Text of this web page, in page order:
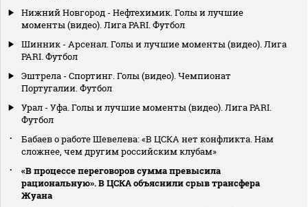
Нижний Новгород - Нефтехимик. Голы и лучшие
моменты (видео). Лига PARI. Футбол
Шинник - Арсенал. Голы и лучшие моменты (видео). Лига
PARI. Футбол
Эштрела - Спортинг. Голы (видео). Чемпионат
Португалии. Футбол
Урал - Уфа. Голы и лучшие моменты (видео). Лига PARI.
Футбол
Бабаев о работе Шевелева: «В ЦСКА нет конфликта. Нам
сложнее, чем другим российским клубам»
«В процессе переговоров сумма превысила
рациональную». В ЦСКА объяснили срыв трансфера
Жуана